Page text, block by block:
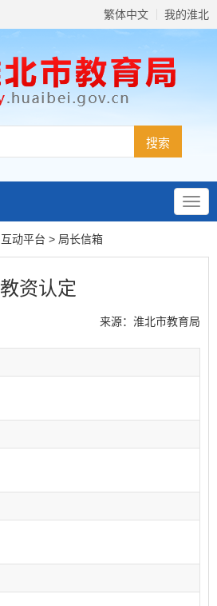
繁体中文 我的淮北
互动平台 > 局长信箱
教资认定
来源：淮北市教育局